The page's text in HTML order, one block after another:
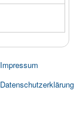
Impressum
Datenschutzerklärung